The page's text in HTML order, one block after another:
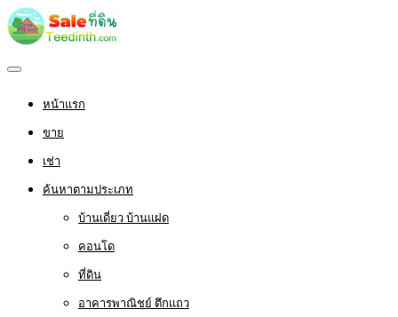
หน้าแรก
ขาย
เช่า
ค้นหาตามประเภท
บ้านเดี่ยว บ้านแฝด
คอนโด
ที่ดิน
อาคารพาณิชย์ ตึกแถว